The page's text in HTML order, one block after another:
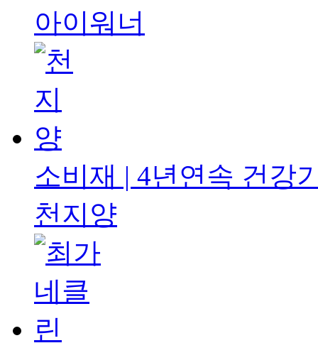
아이워너
소비재 | 4년연속 건강
천지양